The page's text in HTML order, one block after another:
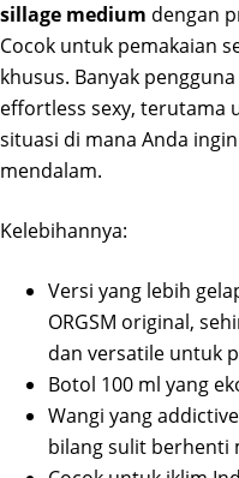
sillage medium dengan
Cocok untuk pemakaian
khusus. Banyak
effortless sexy, terutama
situasi di mana Anda
mendalam.
Kelebihannya:
Versi yang lebih
ORGSM original,
dan versatile untuk
Botol 100 ml yang
Wangi yang
bilang sulit berhenti